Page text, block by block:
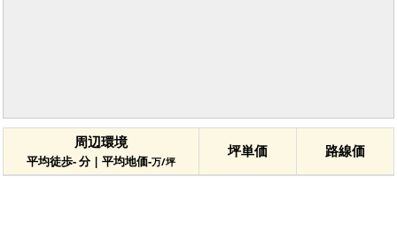
周辺環境
平均徒歩- 分 | 平均地価-万/坪
坪単価 路線価